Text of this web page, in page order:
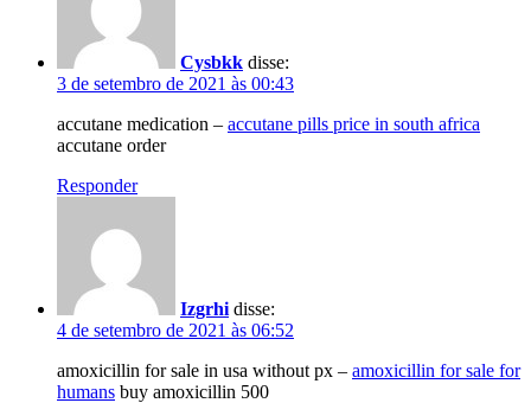
Cysbkk disse:
3 de setembro de 2021 às 00:43
accutane medication – accutane pills price in south africa
accutane order
Responder
Izgrhi disse:
4 de setembro de 2021 às 06:52
amoxicillin for sale in usa without px – amoxicillin for sale for
humans buy amoxicillin 500